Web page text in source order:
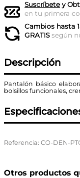
Suscríbetey
en tu primera
Cambios hasta
GRATISsegún
Descripción
Pantalón básico
bolsillos funcionales,
Referencia: CO-DEN-
Otros productos